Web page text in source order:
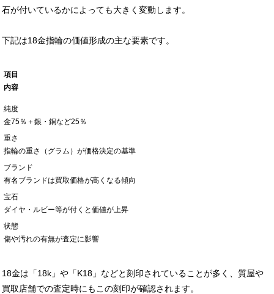
石が付いているかによっても大きく変動します。
下記は18金指輪の価値形成の主な要素です。
項目
内容
純度
金75％＋銀・銅など25％
重さ
指輪の重さ（グラム）が価格決定の基準
ブランド
有名ブランドは買取価格が高くなる傾向
宝石
ダイヤ・ルビー等が付くと価値が上昇
状態
傷や汚れの有無が査定に影響
18金は「18k」や「K18」などと刻印されていることが多く、質屋や
買取店舗での査定時にもこの刻印が確認されます。